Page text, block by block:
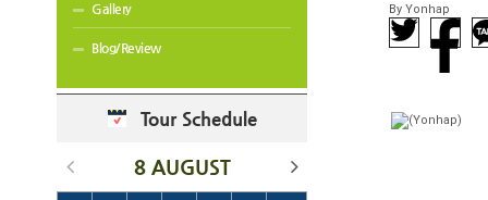
Gallery
Blog/Review
Tour Schedule
8 AUGUST
By Yonhap